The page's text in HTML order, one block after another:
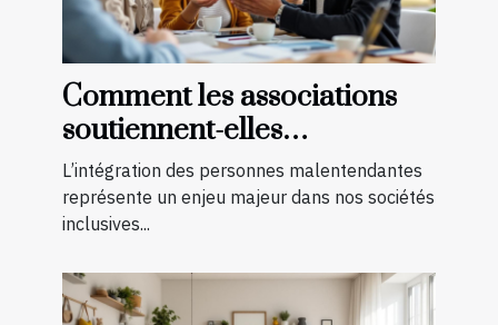
Comment les associations
soutiennent-elles
l'intégration des
malentendants ?
L’intégration des personnes malentendantes
représente un enjeu majeur dans nos sociétés
inclusives...